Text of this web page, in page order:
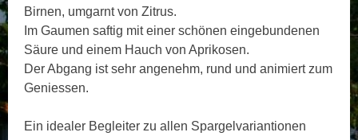
Birnen, umgarnt von Zitrus.
Im Gaumen saftig mit einer schönen eingebundenen
Säure und einem Hauch von Aprikosen.
Der Abgang ist sehr angenehm, rund und animiert zum
Geniessen.
Ein idealer Begleiter zu allen Spargelvariantionen